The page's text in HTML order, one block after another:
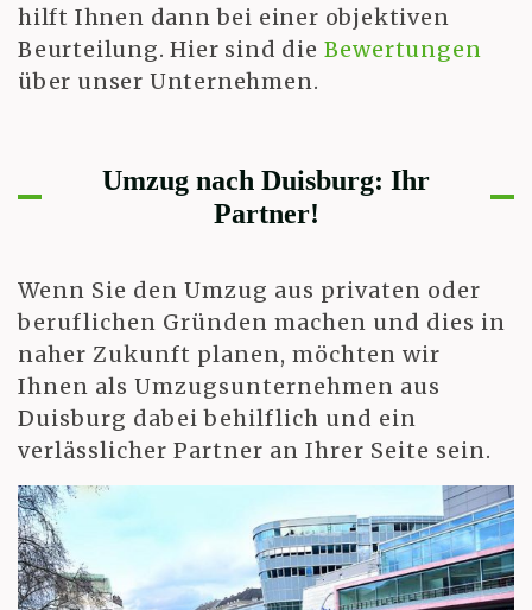
hilft Ihnen dann bei einer objektiven
Beurteilung. Hier sind die Bewertungen
über unser Unternehmen.
Umzug nach Duisburg: Ihr
Partner!
Wenn Sie den Umzug aus privaten oder
beruflichen Gründen machen und dies in
naher Zukunft planen, möchten wir
Ihnen als Umzugsunternehmen aus
Duisburg dabei behilflich und ein
verlässlicher Partner an Ihrer Seite sein.